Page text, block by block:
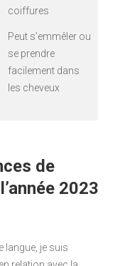
coiffures
Peut s’emmêler ou
se prendre
facilement dans
les cheveux
de
2023
langue, je suis